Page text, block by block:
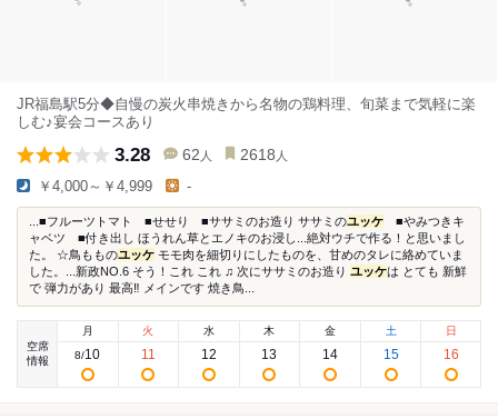
JR福島駅5分◆自慢の炭火串焼きから名物の鶏料理、旬菜まで気軽に楽
しむ♪宴会コースあり
3.28 62 人 2618 人
￥4,000～￥4,999 -
...■フルーツトマト ■せせり ■ササミのお造り ササミのユッケ ■やみつきキ
ャベツ ■付き出し ほうれん草とエノキのお浸し...絶対ウチで作る！と思いまし
た。 ☆鳥もものユッケ モモ肉を細切りにしたものを、甘めのタレに絡めていま
した。...新政NO.6 そう！これ これ ♫ 次にササミのお造り ユッケは とても 新鮮
で 弾力があり 最高‼︎ メインです 焼き鳥...
空席
情報
月
8/10
火
11
水
12
木
13
金
14
土
15
日
16